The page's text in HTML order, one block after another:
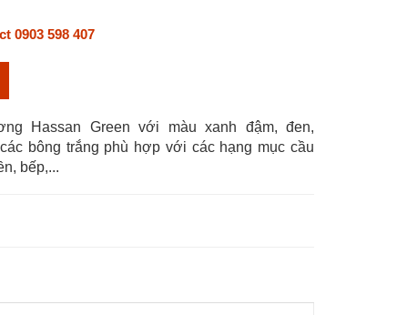
0903 598 407
Hassan Green với màu xanh đậm, đen,
bông trắng phù hợp với các hạng mục cầu
bếp,...